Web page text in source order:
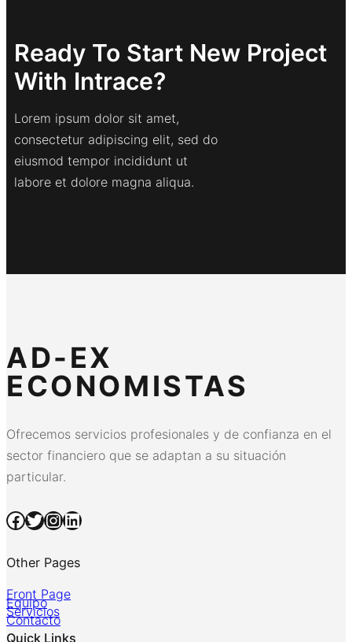
Ready To Start New Project
With Intrace?
Lorem ipsum dolor sit amet,
consectetur adipiscing elit, sed do
eiusmod tempor incididunt ut
labore et dolore magna aliqua.
AD-EX
ECONOMISTAS
Ofrecemos servicios profesionales y de confianza en el
sector financiero que se adaptan a su situación
particular.
Facebook Twitter InstagramLinkedIn
Other Pages
Front Page
Equipo
Servicios
Contacto
Quick Links